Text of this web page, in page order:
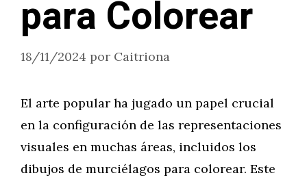
para Colorear
18/11/2024 por Caitriona
El arte popular ha jugado un papel crucial
en la configuración de las representaciones
visuales en muchas áreas, incluidos los
dibujos de murciélagos para colorear. Este